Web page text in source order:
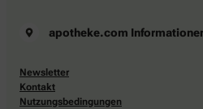
apotheke.com
Newsletter
Kontakt
Nutzungsbedingungen